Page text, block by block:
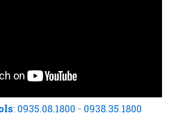
: 0935.08.1800 - 0938.35.1800